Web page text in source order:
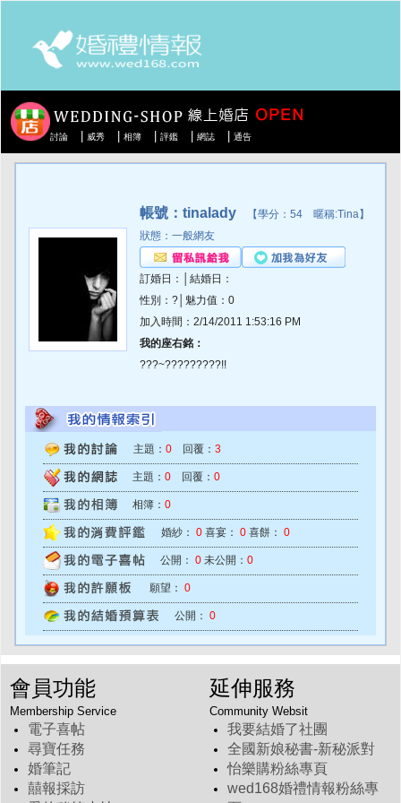
討論 威秀 相簿 評鑑 網誌 通告
帳號：tinalady 【學分：54 暱稱:Tina】
狀態：一般網友
訂婚日：│結婚日：
性別：?│魅力值：0
加入時間：2/14/2011 1:53:16 PM
我的座右銘：
???~?????????!!
主題： 0 回覆： 3
主題： 0 回覆： 0
相簿： 0
婚紗： 0 喜宴： 0 喜餅： 0
公開： 0 未公開： 0
願望： 0
公開： 0
會員功能
Membership Service
電子喜帖
尋寶任務
婚筆記
囍報採訪
延伸服務
Community Websit
我要結婚了社團
全國新娘秘書-新秘派對
怡樂購粉絲專頁
wed168婚禮情報粉絲專